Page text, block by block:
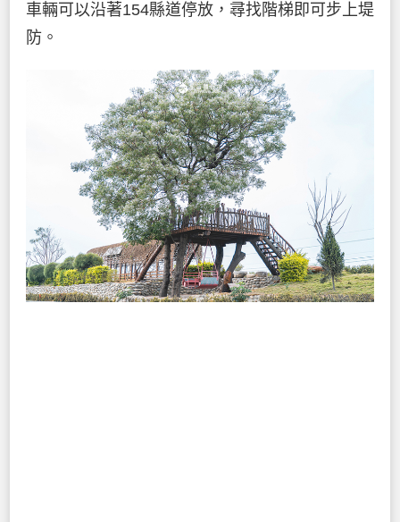
車輛可以沿著154縣道停放，尋找階梯即可步上堤
防。